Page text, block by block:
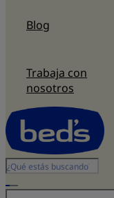
Blog
Trabaja con
nosotros